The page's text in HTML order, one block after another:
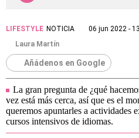
LIFESTYLE NOTICIA
06 jun 2022 -
Laura Martín
Añádenos en Google
La gran pregunta de ¿qué
vez está más cerca, así que es el
queremos apuntarles a actividades
cursos intensivos de idiomas.